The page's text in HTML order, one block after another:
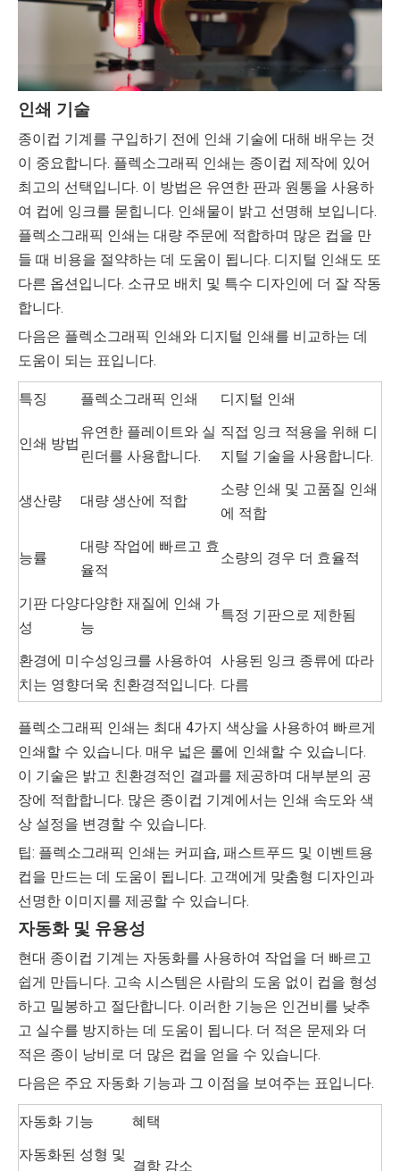
인쇄 기술
종이컵 기계를 구입하기 전에 인쇄 기술에 대해 배우는 것
이 중요합니다. 플렉소그래픽 인쇄는 종이컵 제작에 있어
최고의 선택입니다. 이 방법은 유연한 판과 원통을 사용하
여 컵에 잉크를 묻힙니다. 인쇄물이 밝고 선명해 보입니다.
플렉소그래픽 인쇄는 대량 주문에 적합하며 많은 컵을 만
들 때 비용을 절약하는 데 도움이 됩니다. 디지털 인쇄도 또
다른 옵션입니다. 소규모 배치 및 특수 디자인에 더 잘 작동
합니다.
다음은 플렉소그래픽 인쇄와 디지털 인쇄를 비교하는 데
도움이 되는 표입니다.
특징 플렉소그래픽 인쇄 디지털 인쇄
인쇄 방법
유연한 플레이트와 실
린더를 사용합니다.
직접 잉크 적용을 위해 디
지털 기술을 사용합니다.
생산량 대량 생산에 적합
소량 인쇄 및 고품질 인쇄
에 적합
능률
대량 작업에 빠르고 효
율적
소량의 경우 더 효율적
기판 다양
성
다양한 재질에 인쇄 가
능
특정 기판으로 제한됨
환경에 미
치는 영향
수성잉크를 사용하여
더욱 친환경적입니다.
사용된 잉크 종류에 따라
다름
플렉소그래픽 인쇄는 최대 4가지 색상을 사용하여 빠르게
인쇄할 수 있습니다. 매우 넓은 롤에 인쇄할 수 있습니다.
이 기술은 밝고 친환경적인 결과를 제공하며 대부분의 공
장에 적합합니다. 많은 종이컵 기계에서는 인쇄 속도와 색
상 설정을 변경할 수 있습니다.
팁: 플렉소그래픽 인쇄는 커피숍, 패스트푸드 및 이벤트용
컵을 만드는 데 도움이 됩니다. 고객에게 맞춤형 디자인과
선명한 이미지를 제공할 수 있습니다.
자동화 및 유용성
현대 종이컵 기계는 자동화를 사용하여 작업을 더 빠르고
쉽게 만듭니다. 고속 시스템은 사람의 도움 없이 컵을 형성
하고 밀봉하고 절단합니다. 이러한 기능은 인건비를 낮추
고 실수를 방지하는 데 도움이 됩니다. 더 적은 문제와 더
적은 종이 낭비로 더 많은 컵을 얻을 수 있습니다.
다음은 주요 자동화 기능과 그 이점을 보여주는 표입니다.
자동화 기능
혜택
자동화된 성형 및
결함 감소